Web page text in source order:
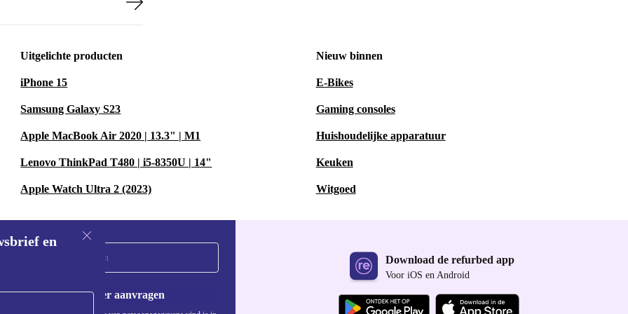
Design Nail
en te
zachter,
starters
weg.
thuis. Je
Uitgelichte producten
iPhone 15
Samsung Galaxy S23
Apple MacBook Air 2020 | 13.3" | M1
Lenovo ThinkPad T480 | i5-8350U | 14"
Apple Watch Ultra 2 (2023)
Nieuw binnen
E-Bikes
Gaming consoles
Huishoudelijke apparatuur
Keuken
Witgoed
en
Voucher aanvragen
Download de refurbed app
Voor iOS en Android